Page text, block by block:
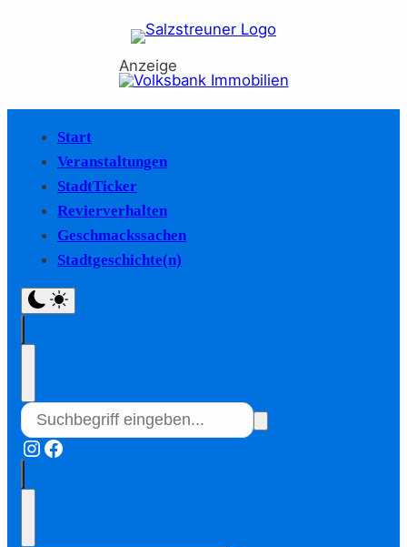
Anzeige
Start
Veranstaltungen
StadtTicker
Revierverhalten
Geschmackssachen
Stadtgeschichte(n)
Instagram
Facebook